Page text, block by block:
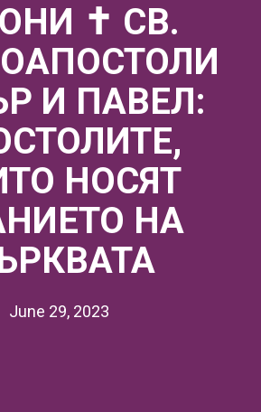
✝ СВ.
И ПАВЕЛ:
НОСЯТ
НА
June 29, 2023